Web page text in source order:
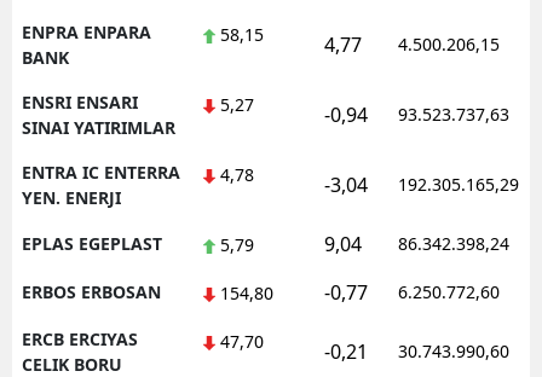
ENPRA ENPARA
BANK
58,15 4,77 4.500.206,15
ENSRI ENSARI
SINAI YATIRIMLAR
5,27 -0,94 93.523.737,63
ENTRA IC ENTERRA
YEN. ENERJI
4,78 -3,04 192.305.165,29
EPLAS EGEPLAST 5,79 9,04 86.342.398,24
ERBOS ERBOSAN 154,80 -0,77 6.250.772,60
ERCB ERCIYAS
CELIK BORU
47,70 -0,21 30.743.990,60